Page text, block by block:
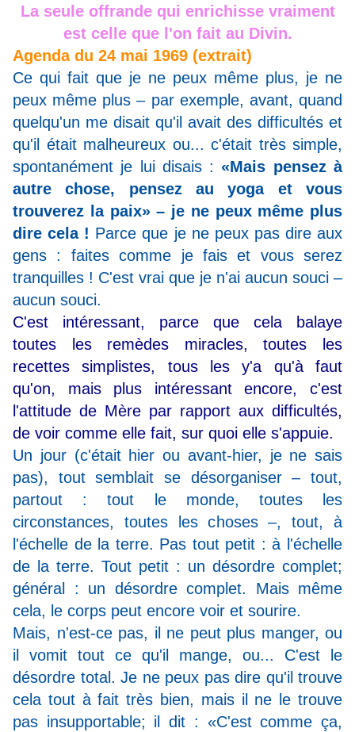
La seule offrande qui enrichisse vraiment
est celle que l'on fait au Divin.
Agenda du 24 mai 1969 (extrait)
Ce qui fait que je ne peux même plus, je ne
peux même plus – par exemple, avant, quand
quelqu'un me disait qu'il avait des difficultés et
qu'il était malheureux ou... c'était très simple,
spontanément je lui disais : «Mais pensez à
autre chose, pensez au yoga et vous
trouverez la paix» – je ne peux même plus
dire cela ! Parce que je ne peux pas dire aux
gens : faites comme je fais et vous serez
tranquilles ! C'est vrai que je n'ai aucun souci –
aucun souci.
C'est intéressant, parce que cela balaye
toutes les remèdes miracles, toutes les
recettes simplistes, tous les y'a qu'à faut
qu'on, mais plus intéressant encore, c'est
l'attitude de Mère par rapport aux difficultés,
de voir comme elle fait, sur quoi elle s'appuie.
Un jour (c'était hier ou avant-hier, je ne sais
pas), tout semblait se désorganiser – tout,
partout : tout le monde, toutes les
circonstances, toutes les choses –, tout, à
l'échelle de la terre. Pas tout petit : à l'échelle
de la terre. Tout petit : un désordre complet;
général : un désordre complet. Mais même
cela, le corps peut encore voir et sourire.
Mais, n'est-ce pas, il ne peut plus manger, ou
il vomit tout ce qu'il mange, ou... C'est le
désordre total. Je ne peux pas dire qu'il trouve
cela tout à fait très bien, mais il ne le trouve
pas insupportable; il dit : «C'est comme ça,